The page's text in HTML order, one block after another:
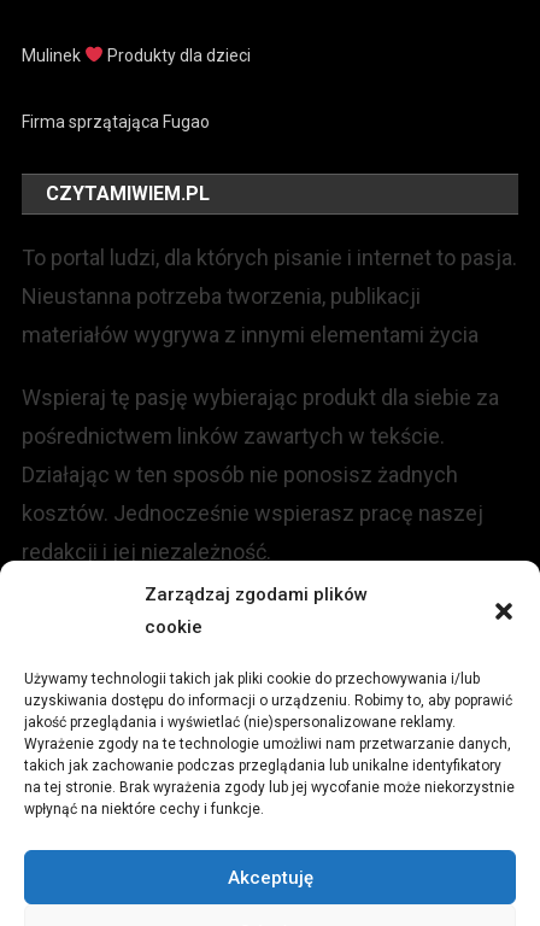
Zarządzaj zgodami plików
cookie
Używamy technologii takich jak pliki cookie do przechowywania i/lub
uzyskiwania dostępu do informacji o urządzeniu. Robimy to, aby poprawić
jakość przeglądania i wyświetlać (nie)spersonalizowane reklamy.
Wyrażenie zgody na te technologie umożliwi nam przetwarzanie danych,
takich jak zachowanie podczas przeglądania lub unikalne identyfikatory
na tej stronie. Brak wyrażenia zgody lub jej wycofanie może niekorzystnie
wpłynąć na niektóre cechy i funkcje.
Akceptuję
Mulinek Produkty dla dzieci
Firma sprzątająca Fugao
CZYTAMIWIEM.PL
To portal ludzi, dla których pisanie i internet to pasja.
Nieustanna potrzeba tworzenia, publikacji
materiałów wygrywa z innymi elementami życia
Wspieraj tę pasję wybierając produkt dla siebie za
pośrednictwem linków zawartych w tekście.
Działając w ten sposób nie ponosisz żadnych
kosztów. Jednocześnie wspierasz pracę naszej
redakcji i jej niezależność.
Redakcja portalu:
ul.Stara 13, 42-600 Tarnowskie Góry
TEL:+48 509 547 822
redakcja@czytamiwiem.pl